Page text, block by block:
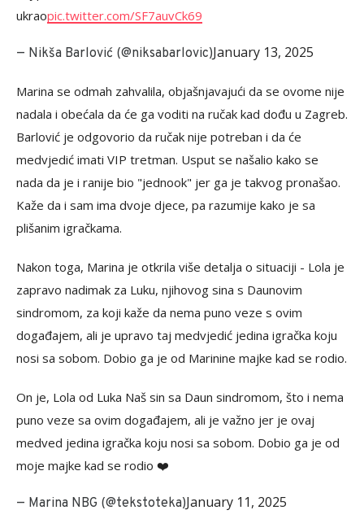
ukraopic.twitter.com/SF7auvCk69
— Nikša Barlović (@niksabarlovic)January 13, 2025
Marina se odmah zahvalila, objašnjavajući da se ovome nije
nadala i obećala da će ga voditi na ručak kad dođu u Zagreb.
Barlović je odgovorio da ručak nije potreban i da će
medvjedić imati VIP tretman. Usput se našalio kako se
nada da je i ranije bio "jednook" jer ga je takvog pronašao.
Kaže da i sam ima dvoje djece, pa razumije kako je sa
plišanim igračkama.
Nakon toga, Marina je otkrila više detalja o situaciji - Lola je
zapravo nadimak za Luku, njihovog sina s Daunovim
sindromom, za koji kaže da nema puno veze s ovim
događajem, ali je upravo taj medvjedić jedina igračka koju
nosi sa sobom. Dobio ga je od Marinine majke kad se rodio.
On je, Lola od Luka Naš sin sa Daun sindromom, što i nema
puno veze sa ovim događajem, ali je važno jer je ovaj
medved jedina igračka koju nosi sa sobom. Dobio ga je od
moje majke kad se rodio ❤️
— Marina NBG (@tekstoteka)January 11, 2025